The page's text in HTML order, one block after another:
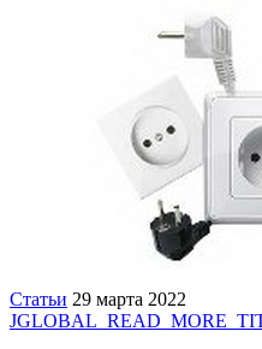
Статьи 29 марта 2022